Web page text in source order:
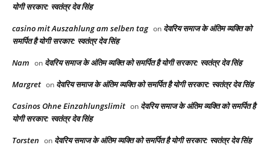
योगी सरकार: स्वतंत्र देव सिंह
casino mit Auszahlung am selben tag on देवरिय समाज के अंतिम व्यक्ति को
समर्पित है योगी सरकार: स्वतंत्र देव सिंह
Nam on देवरिय समाज के अंतिम व्यक्ति को समर्पित है योगी सरकार: स्वतंत्र देव सिंह
Margret on देवरिय समाज के अंतिम व्यक्ति को समर्पित है योगी सरकार: स्वतंत्र देव सिंह
Casinos Ohne Einzahlungslimit on देवरिय समाज के अंतिम व्यक्ति को समर्पित है
योगी सरकार: स्वतंत्र देव सिंह
Torsten on देवरिय समाज के अंतिम व्यक्ति को समर्पित है योगी सरकार: स्वतंत्र देव सिंह